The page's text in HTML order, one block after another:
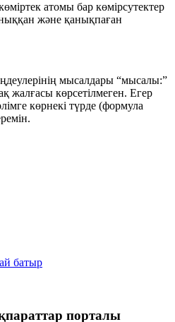
атомы бар көмірсутектер
және қанықпаған
мысалдары “мысалы:”
жалғасы көрсетілмеген. Егер
көрнекі түрде (формула
батыр
порталы